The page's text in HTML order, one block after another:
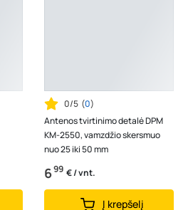
0/5 (0)
Antenos tvirtinimo detalė DPM
KM-2550, vamzdžio skersmuo
nuo 25 iki 50 mm
699 € / vnt.
Į krepšelį